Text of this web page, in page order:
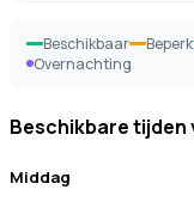
Beschikbaar
Overnachting
Beschikbare tijden
Middag